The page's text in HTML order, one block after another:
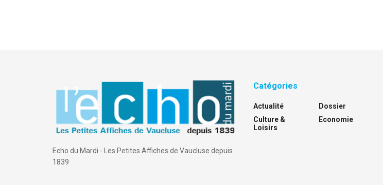
Echo du Mardi - Les Petites Affiches de Vaucluse depuis
1839
Catégories
Actualité
Culture &
Loisirs
Dossier
Economie